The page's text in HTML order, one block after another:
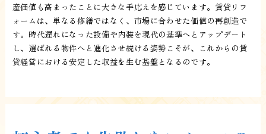
産価値も高まったことに大きな手応えを感じています。賃貸リフ
ォームは、単なる修繕ではなく、市場に合わせた価値の再創造で
す。時代遅れになった設備や内装を現代の基準へとアップデート
し、選ばれる物件へと進化させ続ける姿勢こそが、これからの賃
貸経営における安定した収益を生む基盤となるのです。